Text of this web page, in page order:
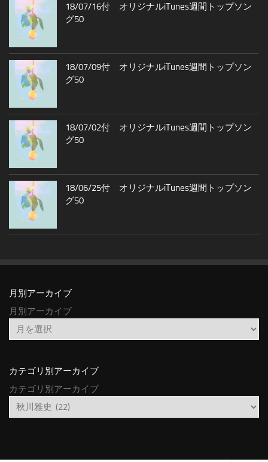
18/07/16付 オリジナルiTunes週間トップソン
グ50
18/07/09付 オリジナルiTunes週間トップソン
グ50
18/07/02付 オリジナルiTunes週間トップソン
グ50
18/06/25付 オリジナルiTunes週間トップソン
グ50
月別アーカイブ
月別アーカイブ
カテゴリ別アーカイブ
カテゴリ別アーカイブ